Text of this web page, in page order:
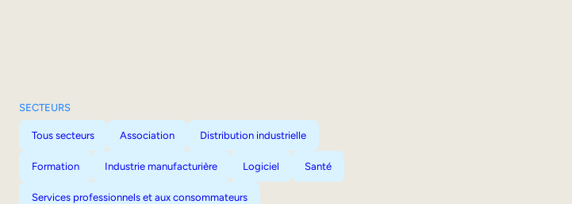
SECTEURS
Tous secteurs Association Distribution industrielle
Formation Industrie manufacturière Logiciel Santé
Services professionnels et aux consommateurs